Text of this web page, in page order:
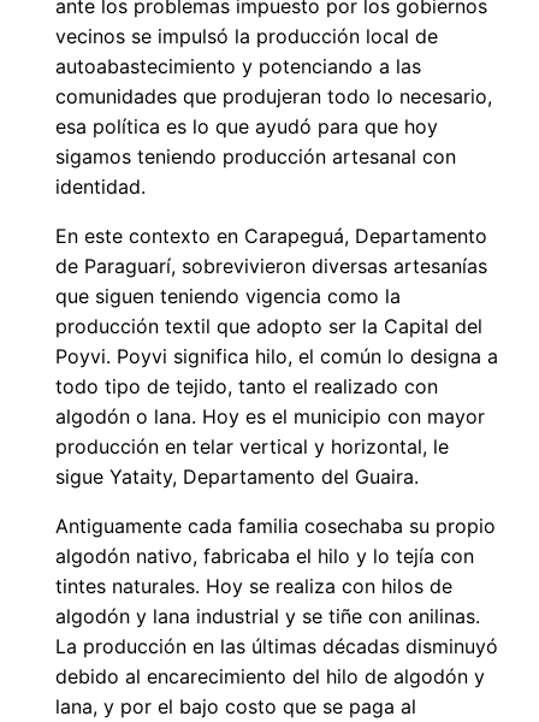
ante los problemas impuesto por los gobiernos
vecinos se impulsó la producción local de
autoabastecimiento y potenciando a las
comunidades que produjeran todo lo necesario,
esa política es lo que ayudó para que hoy
sigamos teniendo producción artesanal con
identidad.
En este contexto en Carapeguá, Departamento
de Paraguarí, sobrevivieron diversas artesanías
que siguen teniendo vigencia como la
producción textil que adopto ser la Capital del
Poyvi. Poyvi significa hilo, el común lo designa a
todo tipo de tejido, tanto el realizado con
algodón o lana. Hoy es el municipio con mayor
producción en telar vertical y horizontal, le
sigue Yataity, Departamento del Guaira.
Antiguamente cada familia cosechaba su propio
algodón nativo, fabricaba el hilo y lo tejía con
tintes naturales. Hoy se realiza con hilos de
algodón y lana industrial y se tiñe con anilinas.
La producción en las últimas décadas disminuyó
debido al encarecimiento del hilo de algodón y
lana, y por el bajo costo que se paga al